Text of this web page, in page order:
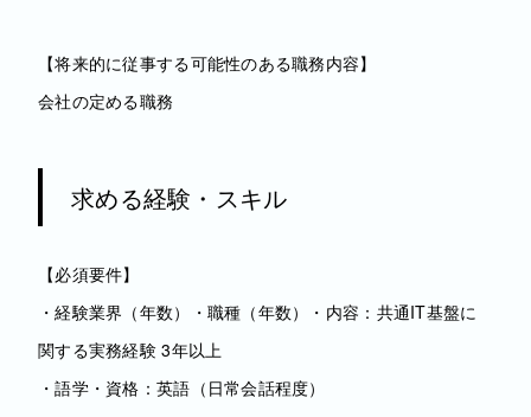
【将来的に従事する可能性のある職務内容】
会社の定める職務
求める経験・スキル
【必須要件】
・経験業界（年数）・職種（年数）・内容：共通IT基盤に
関する実務経験 3年以上
・語学・資格：英語（日常会話程度）